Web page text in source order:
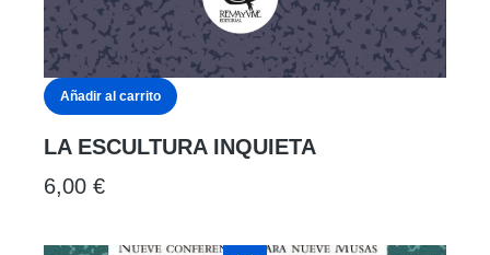
Añadir al carrito
LA ESCULTURA INQUIETA
6,00 €